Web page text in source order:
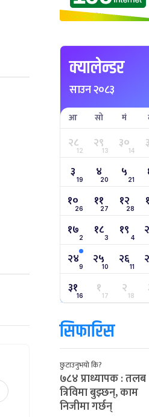
क्यालेन्डर
साउन २०८३
आ सो मं
२८12 २९13 ३०14
३ 19 ४20 ५ 21
१०26 ११27 १२28
१७2 १८3 १९ 4
२४9 २५10 २६11
३१16 १17 २18
सिफारिस
छुटाउनुभयो कि?
७८४ प्राध्यापक : तलब
त्रिविमा बुझ्छन्, काम
निजीमा गर्छन्